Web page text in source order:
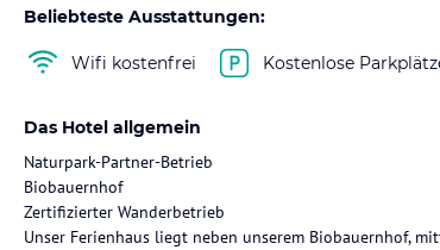
Beliebteste Ausstattungen:
Wifi kostenfrei Kostenlose
Das Hotel allgemein
Naturpark-Partner-Betrieb
Biobauernhof
Zertifizierter Wanderbetrieb
Unser Ferienhaus liegt neben unserem Biobauernhof,